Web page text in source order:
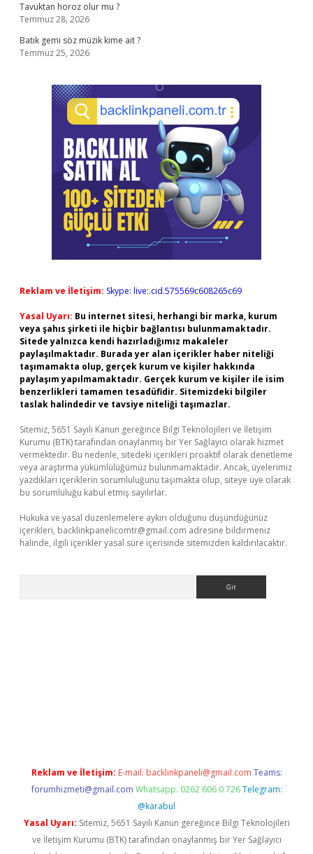
Tavuktan horoz olur mu ?
Temmuz 28, 2026
Batık gemi söz müzik kime ait ?
Temmuz 25, 2026
Reklam ve İletişim: Skype: live:.cid.575569c608265c69
Yasal Uyarı: Bu internet sitesi, herhangi bir marka, kurum
veya şahıs şirketi ile hiçbir bağlantısı bulunmamaktadır.
Sitede yalnızca kendi hazırladığımız makaleler
paylaşılmaktadır. Burada yer alan içerikler haber niteliği
taşımamakta olup, gerçek kurum ve kişiler hakkında
paylaşım yapılmamaktadır. Gerçek kurum ve kişiler ile isim
benzerlikleri tamamen tesadüfidir. Sitemizdeki bilgiler
taslak halindedir ve tavsiye niteliği taşımazlar.
Sitemiz, 5651 Sayılı Kanun gereğince Bilgi Teknolojileri ve İletişim
Kurumu (BTK) tarafından onaylanmış bir Yer Sağlayıcı olarak hizmet
vermektedir. Bu nedenle, sitedeki içerikleri proaktif olarak denetleme
veya araştırma yükümlülüğümüz bulunmamaktadır. Ancak, üyelerimiz
yazdıkları içeriklerin sorumluluğunu taşımakta olup, siteye üye olarak
bu sorumluluğu kabul etmiş sayılırlar.
Hukuka ve yasal düzenlemelere aykırı olduğunu düşündüğünüz
içerikleri, backlinkpanelicomtr@gmail.com adresine bildirmeniz
halinde, ilgili içerikler yasal süre içerisinde sitemizden kaldırılacaktır.
Reklam ve İletişim: E-mail: backlinkpaneli@gmail.com Teams:
forumhizmeti@gmail.com Whatsapp: 0262 606 0 726 Telegram:
@karabul
Yasal Uyarı: Sitemiz, 5651 Sayılı Kanun gereğince Bilgi Teknolojileri
ve İletişim Kurumu (BTK) tarafından onaylanmış bir Yer Sağlayıcı